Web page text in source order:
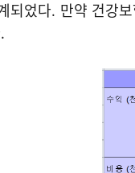
되었다. 만약 건강